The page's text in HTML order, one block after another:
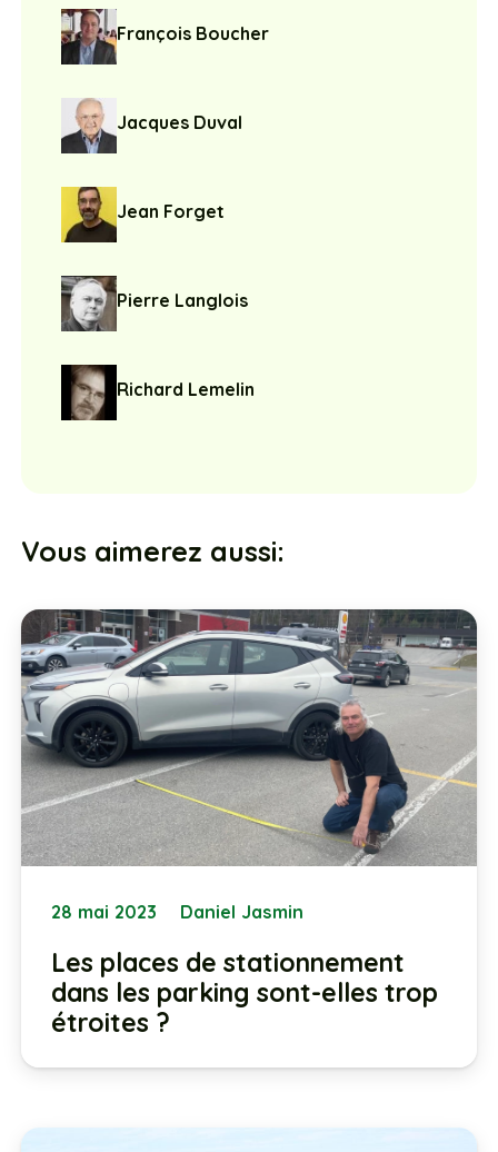
François Boucher
Jacques Duval
Jean Forget
Pierre Langlois
Richard Lemelin
Vous aimerez aussi:
28 mai 2023 Daniel Jasmin
Les places de stationnement
dans les parking sont-elles trop
étroites ?